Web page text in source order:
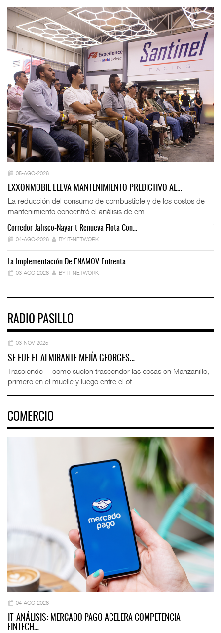
05-AGO-2026
EXXONMOBIL LLEVA MANTENIMIENTO PREDICTIVO AL…
La reducción del consumo de combustible y de los costos de
mantenimiento concentró el análisis de em ...
Corredor Jalisco-Nayarit Renueva Flota Con…
04-AGO-2026 BY IT-NETWORK
La Implementación De ENAMOV Enfrenta…
03-AGO-2026 BY IT-NETWORK
RADIO PASILLO
03-NOV-2025
SE FUE EL ALMIRANTE MEJÍA GEORGES…
Trasciende —como suelen trascender las cosas en Manzanillo,
primero en el muelle y luego entre el of ...
COMERCIO
04-AGO-2026
IT-ANÁLISIS: MERCADO PAGO ACELERA COMPETENCIA
FINTECH…